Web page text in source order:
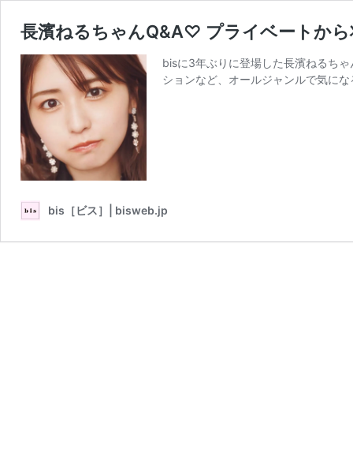
長濱ねるちゃんQ&A♡ プライベートか
bisに3年ぶりに登場した長濱ねるち
ションなど、オールジャンルで気に
bis［ビス］| bisweb.jp